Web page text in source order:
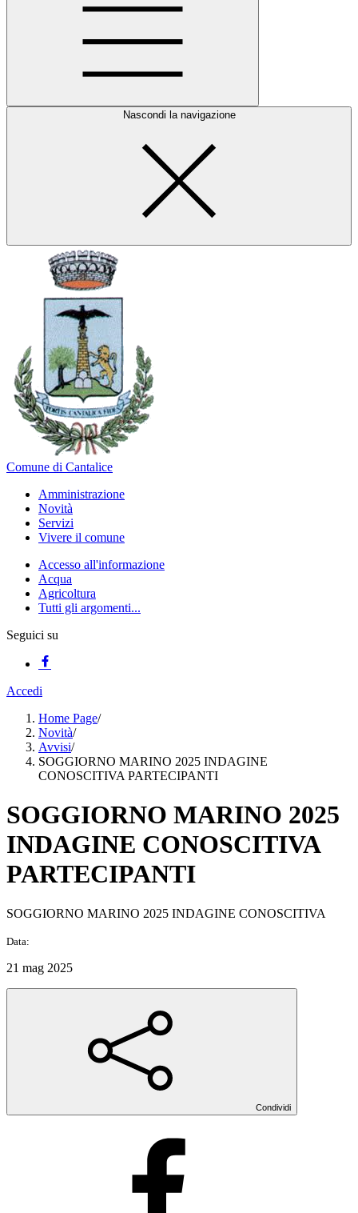
Nascondi la navigazione
Comune di Cantalice
Amministrazione
Novità
Servizi
Vivere il comune
Accesso all'informazione
Acqua
Agricoltura
Tutti gli argomenti...
Seguici su
Accedi
Home Page/
Novità/
Avvisi/
SOGGIORNO MARINO 2025 INDAGINE
CONOSCITIVA PARTECIPANTI
SOGGIORNO MARINO 2025
INDAGINE CONOSCITIVA
PARTECIPANTI
SOGGIORNO MARINO 2025 INDAGINE CONOSCITIVA
Data:
21 mag 2025
Condividi